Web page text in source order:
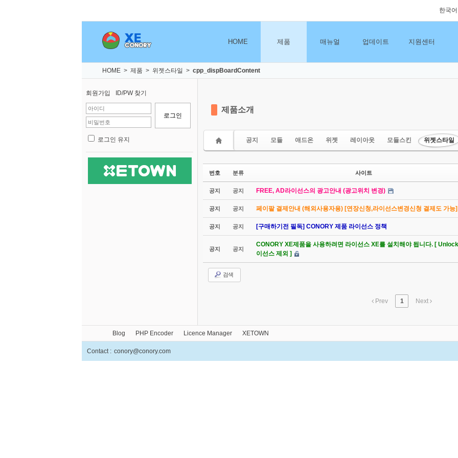
한국어
HOME 제품 매뉴얼 업데이트 지원센터
HOME > 제품 > 위젯스타일 > cpp_dispBoardContent
회원가입 ID/PW 찾기
로그인 유지
제품소개
공지 모듈 애드온 위젯 레이아웃 모듈스킨 위젯스타일
번호 분류 사이트
공지 공지 FREE, AD라이선스의 광고안내 (광고위치 변경)
공지 공지 페이팔 결제안내 (해외사용자용) [연장신청,라이선스변경신청 결제도 가능]
공지 공지 [구매하기전 필독] CONORY 제품 라이선스 정책
공지 공지
CONORY XE제품을 사용하려면 라이선스 XE를 설치해야 됩니다. [
이선스 제외 ]
검색
Prev 1 Next
Blog PHP Encoder Licence Manager XETOWN
Contact : conory@conory.com